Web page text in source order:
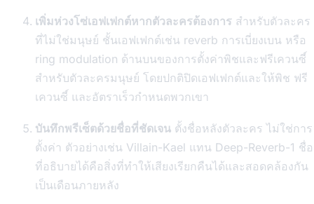
เพิ่มห่วงโซ่เอฟเฟกต์หากตัวละครต้องการ สำหรับตัวละคร
ที่ไม่ใช่มนุษย์ ชั้นเอฟเฟกต์เช่น reverb การเบี่ยงเบน หรือ
ring modulation ด้านบนของการตั้งค่าพิชและฟรีเควนซี์
สำหรับตัวละครมนุษย์ โดยปกติปิดเอฟเฟกต์และให้พิช ฟรี
เควนซี์ และอัตราเร็วกำหนดพวกเขา
บันทึกพรีเซ็ตด้วยชื่อที่ชัดเจน ตั้งชื่อหลังตัวละคร ไม่ใช่การ
ตั้งค่า ตัวอย่างเช่น Villain-Kael แทน Deep-Reverb-1 ชื่อ
ที่อธิบายได้คือสิ่งที่ทำให้เสียงเรียกคืนได้และสอดคล้องกัน
เป็นเดือนภายหลัง